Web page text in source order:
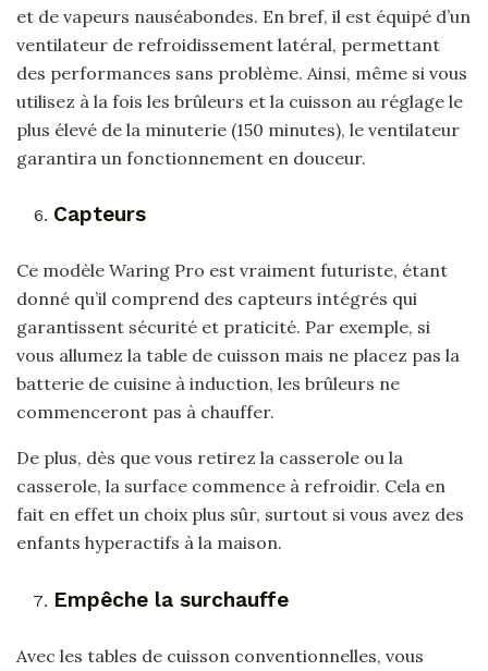
et de vapeurs nauséabondes. En bref, il est équipé d’un
ventilateur de refroidissement latéral, permettant
des performances sans problème. Ainsi, même si vous
utilisez à la fois les brûleurs et la cuisson au réglage le
plus élevé de la minuterie (150 minutes), le ventilateur
garantira un fonctionnement en douceur.
Capteurs
Ce modèle Waring Pro est vraiment futuriste, étant
donné qu’il comprend des capteurs intégrés qui
garantissent sécurité et praticité. Par exemple, si
vous allumez la table de cuisson mais ne placez pas la
batterie de cuisine à induction, les brûleurs ne
commenceront pas à chauffer.
De plus, dès que vous retirez la casserole ou la
casserole, la surface commence à refroidir. Cela en
fait en effet un choix plus sûr, surtout si vous avez des
enfants hyperactifs à la maison.
Empêche la surchauffe
Avec les tables de cuisson conventionnelles, vous